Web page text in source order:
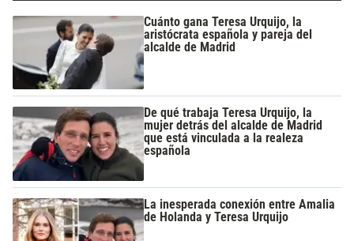
Cuánto gana Teresa Urquijo, la
aristócrata española y pareja del
alcalde de Madrid
De qué trabaja Teresa Urquijo, la
mujer detrás del alcalde de Madrid
que está vinculada a la realeza
española
La inesperada conexión entre Amalia
de Holanda y Teresa Urquijo